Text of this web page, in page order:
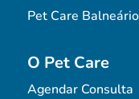
Pet Care
O Pet Care
Agendar Consulta